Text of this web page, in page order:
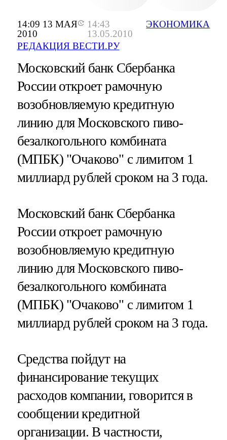
14:09 13 МАЯ
2010
14:43
13.05.2010
РЕДАКЦИЯ ВЕСТИ.РУ
ЭКОНОМИКА
Московский банк Сбербанка
России откроет рамочную
возобновляемую кредитную
линию для Московского пиво-
безалкогольного комбината
(МПБК) "Очаково" с лимитом 1
миллиард рублей сроком на 3 года.
Московский банк Сбербанка
России откроет рамочную
возобновляемую кредитную
линию для Московского пиво-
безалкогольного комбината
(МПБК) "Очаково" с лимитом 1
миллиард рублей сроком на 3 года.
Средства пойдут на
финансирование текущих
расходов компании, говорится в
сообщении кредитной
организации. В частности,